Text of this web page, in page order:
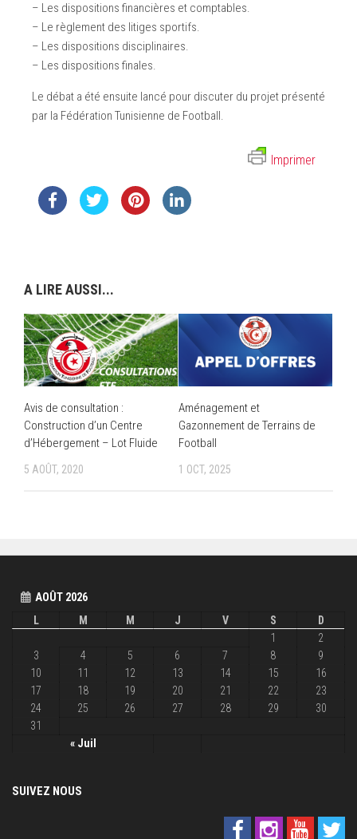
– Les dispositions financières et comptables.
– Le règlement des litiges sportifs.
– Les dispositions disciplinaires.
– Les dispositions finales.
Le débat a été ensuite lancé pour discuter du projet présenté
par la Fédération Tunisienne de Football.
Imprimer
A LIRE AUSSI...
Avis de consultation :
Construction d’un Centre
d’Hébergement – Lot Fluide
5 AOÛT, 2020
Aménagement et
Gazonnement de Terrains de
Football
1 OCT, 2025
AOÛT 2026
L
M M J V S D
« Juil
1
2
3
4 5 6 7 8
9
10
11 12 13 14 15
16
17
18 19 20 21 22
23
24
25 26 27 28 29
30
31
SUIVEZ NOUS